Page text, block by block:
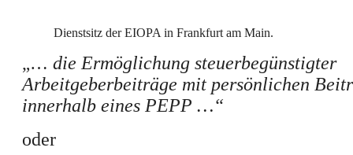
Dienstsitz der EIOPA in Frankfurt am Main.
„… die Ermöglichung steuerbegünstigter
Arbeitgeberbeiträge mit persönlichen
innerhalb eines PEPP …“
oder